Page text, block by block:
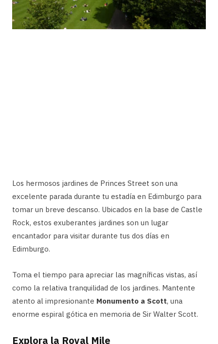
Los hermosos jardines de Princes Street son una
excelente parada durante tu estadía en Edimburgo para
tomar un breve descanso. Ubicados en la base de Castle
Rock, estos exuberantes jardines son un lugar
encantador para visitar durante tus dos días en
Edimburgo.
Toma el tiempo para apreciar las magníficas vistas, así
como la relativa tranquilidad de los jardines. Mantente
atento al impresionante Monumento a Scott, una
enorme espiral gótica en memoria de Sir Walter Scott.
Explora la Royal Mile